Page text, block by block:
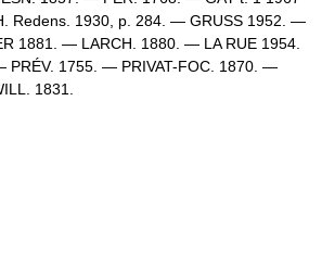
Redens. 1930, p. 284. — GRUSS 1952. —
1881. — LARCH. 1880. — LA RUE 1954.
1755. — PRIVAT-FOC. 1870. —
1831.